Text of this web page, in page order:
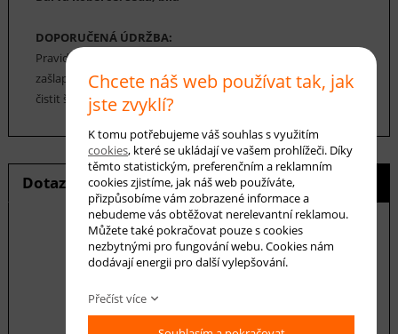
DOPORUČENÁ ÚDRŽBA:
Pravidelné vysávání nečistot z koberce, aby se zabránilo jejich
zašlapání do koberce. Cca jednou za 12-18 měsíců je možné
čistit šamponováním nebo parním čištěním.
Dotaz na produkt Hlídání ceny
E-mail *
Chcete náš web používat tak, jak
jste zvyklí?
K tomu potřebujeme váš souhlas s využitím
cookies, které se ukládají ve vašem prohlížeči. Díky
těmto statistickým, preferenčním a reklamním
cookies zjistíme, jak náš web používáte,
přizpůsobíme vám zobrazené informace a
nebudeme vás obtěžovat nerelevantní reklamou.
Můžete také pokračovat pouze s cookies
nezbytnými pro fungování webu. Cookies nám
dodávají energii pro další vylepšování.
Přečíst více